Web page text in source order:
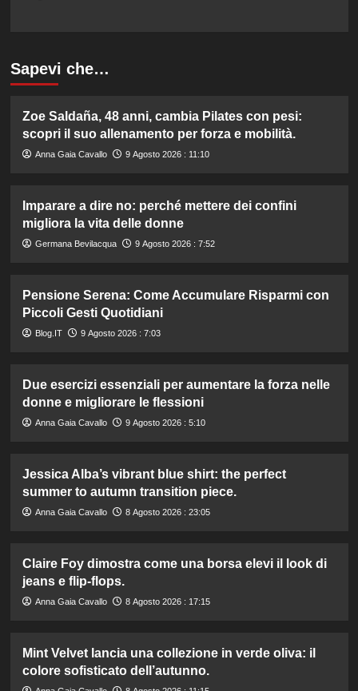
Sapevi che…
Zoe Saldaña, 48 anni, cambia Pilates con pesi:
scopri il suo allenamento per forza e mobilità.
Anna Gaia Cavallo 9 Agosto 2026 : 11:10
Imparare a dire no: perché mettere dei confini
migliora la vita delle donne
Germana Bevilacqua 9 Agosto 2026 : 7:52
Pensione Serena: Come Accumulare Risparmi con
Piccoli Gesti Quotidiani
Blog.IT 9 Agosto 2026 : 7:03
Due esercizi essenziali per aumentare la forza nelle
donne e migliorare le flessioni
Anna Gaia Cavallo 9 Agosto 2026 : 5:10
Jessica Alba’s vibrant blue shirt: the perfect
summer to autumn transition piece.
Anna Gaia Cavallo 8 Agosto 2026 : 23:05
Claire Foy dimostra come una borsa elevi il look di
jeans e flip-flops.
Anna Gaia Cavallo 8 Agosto 2026 : 17:15
Mint Velvet lancia una collezione in verde oliva: il
colore sofisticato dell’autunno.